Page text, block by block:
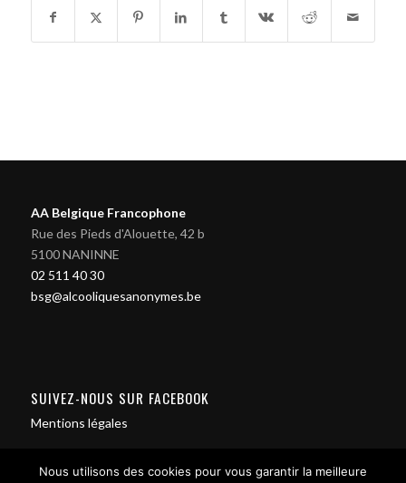
AA Belgique Francophone
Rue des Pieds d'Alouette, 42 b
5100 NANINNE
02 511 40 30
bsg@alcooliquesanonymes.be
SUIVEZ-NOUS SUR FACEBOOK
Mentions légales
Nous utilisons des cookies pour vous garantir la meilleure